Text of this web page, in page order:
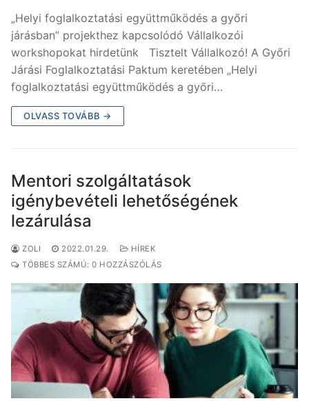
„Helyi foglalkoztatási együttműködés a győri
járásban” projekthez kapcsolódó Vállalkozói
workshopokat hirdetünk Tisztelt Vállalkozó! A Győri
Járási Foglalkoztatási Paktum keretében „Helyi
foglalkoztatási együttműködés a győri…
OLVASS TOVÁBB →
Mentori szolgáltatások
igénybevételi lehetőségének
lezárulása
ZOLI 2022.01.29.
HÍREK
TÖBBES SZÁMÚ: 0 HOZZÁSZÓLÁS